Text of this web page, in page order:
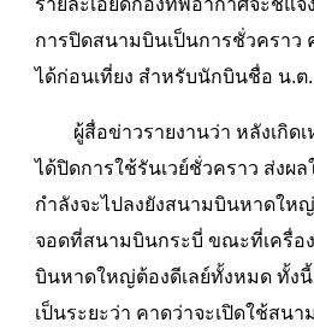
รายละเอียดกองทัพอากาศจะชี้แ
การปิดสนามบินเป็นการชั่วคราว
ได้ก่อนเที่ยง สำหรับนักบินชื่อ น.
ผู้สื่อข่าวรายงานว่า หลังเกิ
ได้ปิดการใช้รันเวย์ชั่วคราว ส่งผ
กำลังจะไปลงยังสนามบินหาดให
จอดที่สนามบินกระบี่ ขณะที่เครื่อ
บินหาดใหญ่ต้องดีเลย์ทั้งหมด ทั้ง
เป็นระยะว่า คาดว่าจะเปิดใช้สน